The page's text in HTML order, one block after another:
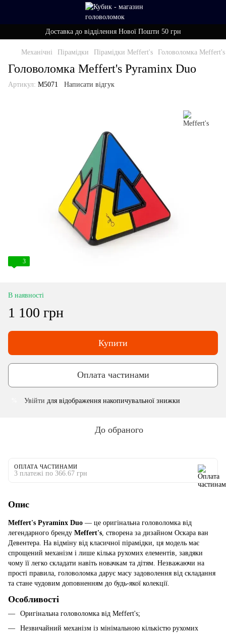
Доставка до відділення Нової Пошти 50 грн
Механічні Пірамідки Пірамідки Meffert's Головоломка
Головоломка Meffert's Pyraminx Duo
Артикул: М5071 Написати відгук
3
В наявності
1 100 грн
Купити
Оплата частинами
Увійти для відображення накопичувальної знижки
До обраного
ОПЛАТА ЧАСТИНАМИ
3 платежі по 366.67 грн
Опис
Meffert's Pyraminx Duo — це оригінальна головоломка від
легендарного бренду Meffert's , створена за дизайном Оскара ван
Девентера. На відміну від класичної пірамідки, ця модель має
спрощений механізм і лише кілька рухомих елементів, завдяки
чому її легко складати навіть новачкам та дітям. Незважаючи на
прості правила, головоломка дарує масу задоволення від складання
та стане чудовим доповненням до будь-якої колекції.
Особливості
Оригінальна головоломка від Meffert's;
Незвичайний механізм із мінімальною кількістю рухомих